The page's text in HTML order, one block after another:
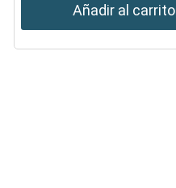
Añadir al carrito